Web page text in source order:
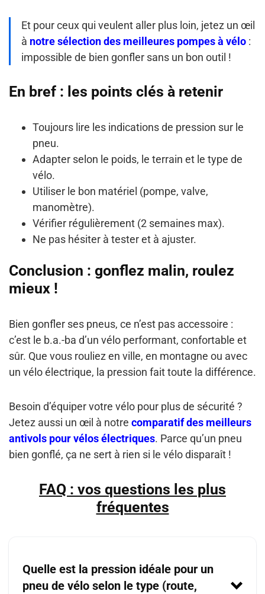
Et pour ceux qui veulent aller plus loin, jetez un œil
à notre sélection des meilleures pompes à vélo :
impossible de bien gonfler sans un bon outil !
En bref : les points clés à retenir
Toujours lire les indications de pression sur le
pneu.
Adapter selon le poids, le terrain et le type de
vélo.
Utiliser le bon matériel (pompe, valve,
manomètre).
Vérifier régulièrement (2 semaines max).
Ne pas hésiter à tester et à ajuster.
Conclusion : gonflez malin, roulez
mieux !
Bien gonfler ses pneus, ce n’est pas accessoire :
c’est le b.a.-ba d’un vélo performant, confortable et
sûr. Que vous rouliez en ville, en montagne ou avec
un vélo électrique, la pression fait toute la différence.
Besoin d’équiper votre vélo pour plus de sécurité ?
Jetez aussi un œil à notre comparatif des meilleurs
antivols pour vélos électriques. Parce qu’un pneu
bien gonflé, ça ne sert à rien si le vélo disparaît !
FAQ : vos questions les plus
fréquentes
Quelle est la pression idéale pour un
pneu de vélo selon le type (route,